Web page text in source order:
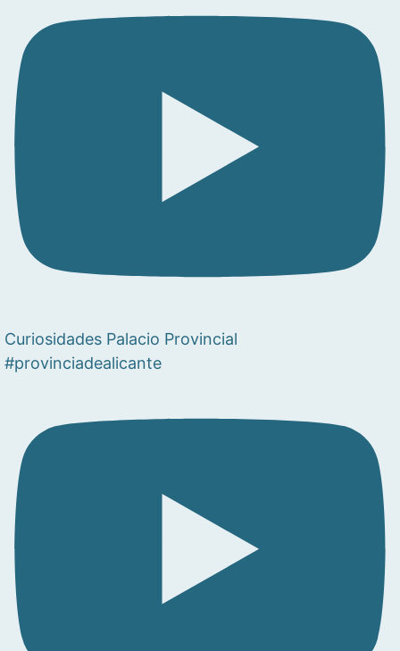
Curiosidades Palacio Provincial
#provinciadealicante